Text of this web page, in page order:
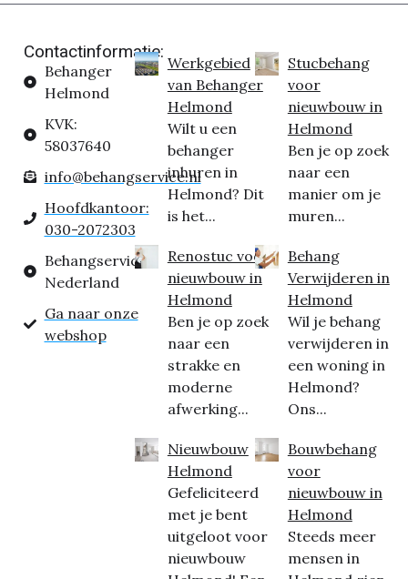
Contactinformatie:
Behanger
Helmond
KVK:
58037640
info@behangservice.nl
Hoofdkantoor:
030-2072303
Behangservice
Nederland
Ga naar onze
webshop
Werkgebied
van Behanger
Helmond
Wilt u een
behanger
inhuren in
Helmond? Dit
is het...
Renostuc voor
nieuwbouw in
Helmond
Ben je op zoek
naar een
strakke en
moderne
afwerking...
Nieuwbouw
Helmond
Gefeliciteerd
met je bent
uitgeloot voor
nieuwbouw
Stucbehang
voor
nieuwbouw in
Helmond
Ben je op zoek
naar een
manier om je
muren...
Behang
Verwijderen in
Helmond
Wil je behang
verwijderen in
een woning in
Helmond?
Ons...
Bouwbehang
voor
nieuwbouw in
Helmond
Steeds meer
mensen in